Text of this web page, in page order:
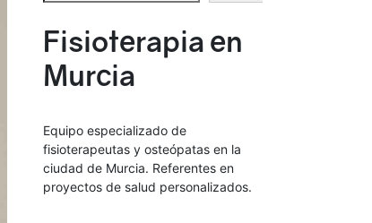
Fisioterapia en
Murcia
Equipo especializado de
fisioterapeutas y osteópatas en la
ciudad de Murcia. Referentes en
proyectos de salud personalizados.